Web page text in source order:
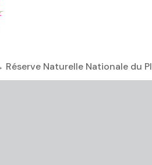
Réserve Naturelle Nationale du